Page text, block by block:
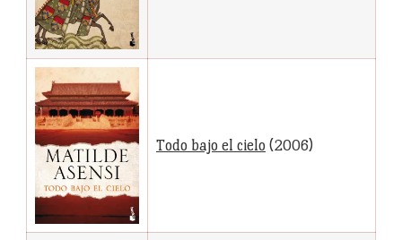
Todo bajo el cielo (2006)